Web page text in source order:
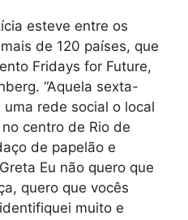
esteve entre os
de 120 países, que
Fridays for Future,
“Aquela sexta-
rede social o local
centro de Rio de
de papelão e
Eu não quero que
quero que vocês
muito e